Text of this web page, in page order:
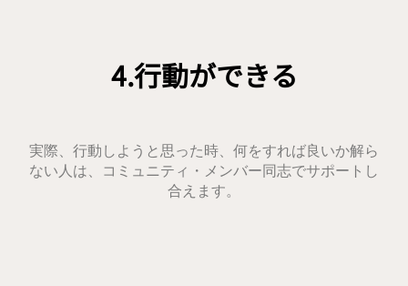
4.行動ができる
実際、行動しようと思った時、何をすれば良いか解ら
ない人は、コミュニティ・メンバー同志でサポートし
合えます。